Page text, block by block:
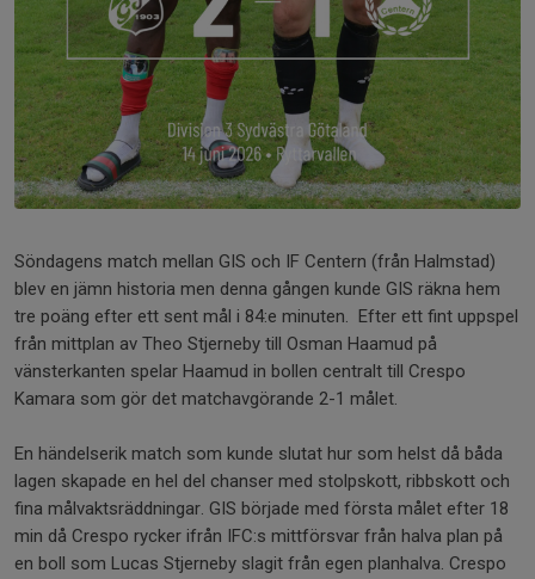
Söndagens match mellan GIS och IF Centern (från Halmstad)
blev en jämn historia men denna gången kunde GIS räkna hem
tre poäng efter ett sent mål i 84:e minuten. Efter ett fint uppspel
från mittplan av Theo Stjerneby till Osman Haamud på
vänsterkanten spelar Haamud in bollen centralt till Crespo
Kamara som gör det matchavgörande 2-1 målet.
En händelserik match som kunde slutat hur som helst då båda
lagen skapade en hel del chanser med stolpskott, ribbskott och
fina målvaktsräddningar. GIS började med första målet efter 18
min då Crespo rycker ifrån IFC:s mittförsvar från halva plan på
en boll som Lucas Stjerneby slagit från egen planhalva. Crespo